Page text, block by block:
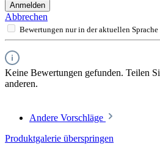
Anmelden
Abbrechen
Bewertungen nur in der aktuellen Sprache
Keine Bewertungen gefunden. Teilen
anderen.
Andere Vorschläge
Produktgalerie überspringen